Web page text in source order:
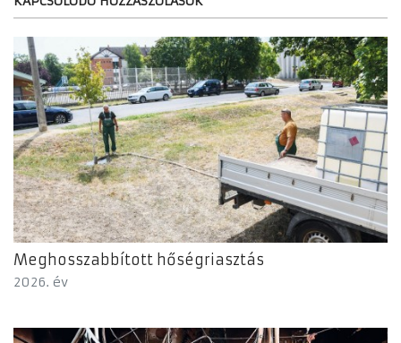
Meghosszabbított hőségriasztás
2026. év